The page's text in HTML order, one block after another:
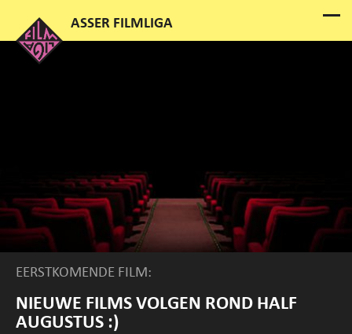
EERSTKOMENDE FILM:
NIEUWE FILMS VOLGEN ROND HALF
AUGUSTUS :)